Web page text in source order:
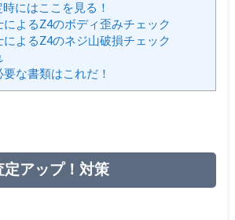
にはここを見る！
によるZ4のボディ歪みチェック
によるZ4のネジ山破損チェック
な書類はこれだ！
アップ！対策